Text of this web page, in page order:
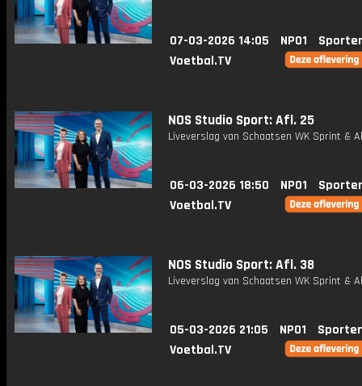
07-03-2026 14:05 NPO1
Voetbal.TV
NOS Studio Sport: Afl. 25
Liveverslag van Schaatsen WK Sprint &
06-03-2026 18:50 NPO1
Voetbal.TV
NOS Studio Sport: Afl. 38
Liveverslag van Schaatsen WK Sprint &
05-03-2026 21:05 NPO1
Voetbal.TV